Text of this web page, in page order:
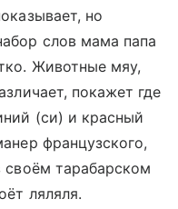
но
слов мама папа
Животные мяу,
покажет где
(си) и красный
французского,
своём тарабарском
ляляля.